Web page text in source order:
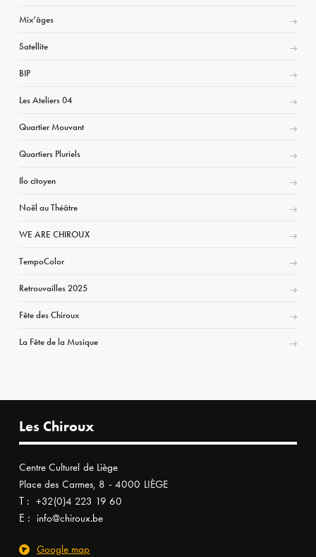
Mix’âges
Satellite
BIP
Les Ateliers 04
Quartier Mouvant
Quartiers Pluriels
Ilo citoyen
Noël au Théâtre
WE ARE CHIROUX
TempoColor
Retrouvailles 2025
Fête des Chiroux
La Fête de la Musique
Les Chiroux
Centre Culturel de Liège
Place des Carmes, 8 - 4000 LIÈGE
T : +32(0)4 223 19 60
E : info@chiroux.be
Google map